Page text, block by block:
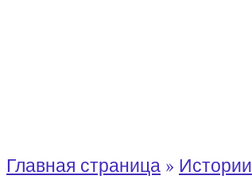
Главная страница » Истории